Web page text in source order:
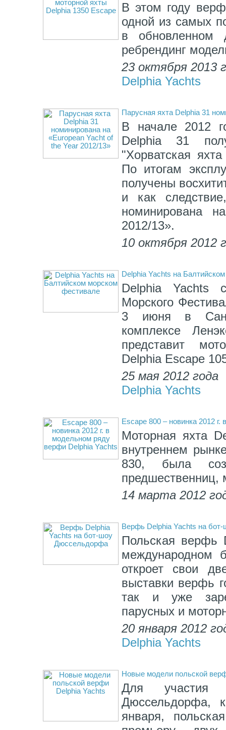
В этом году
одной из самых
в обновленном
ребрендинг
23 октября 2013
Delphia Yachts
Парусная яхта Delphia 31
В начале 2012
Delphia 31
"Хорватская
По итогам
получены
и как
номинирована
2012/13».
10 октября 2012
Delphia Yachts на
Delphia Yachts
Морского
3 июня в
комплексе
представит
Delphia Escape
25 мая 2012 года
Delphia Yachts
Escape 800 – новинка 2012
Моторная яхта
внутреннем
830, была
предшественниц,
14 марта 2012
Верфь Delphia Yachts на
Польская верфь
международном
откроет свои
выставки верфь
так и уже
парусных и
20 января 2012
Delphia Yachts
Новые модели польской
Для участия
Дюссельдорфа,
января,